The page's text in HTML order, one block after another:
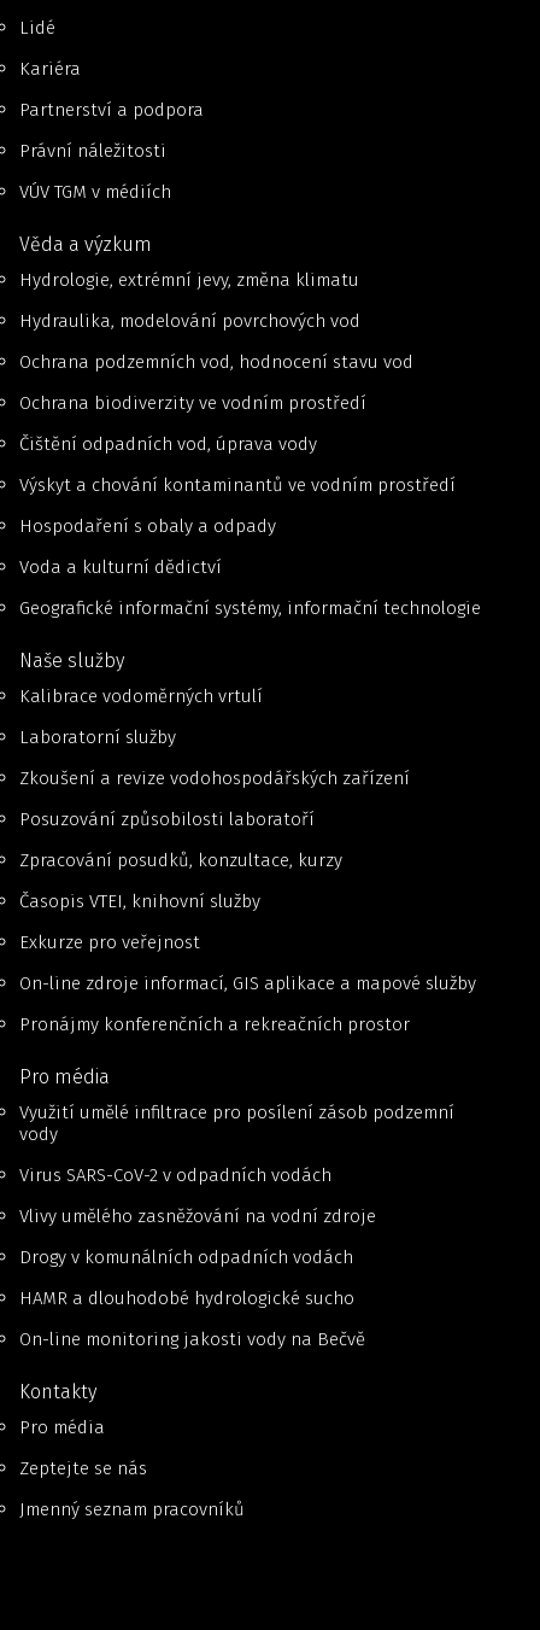
Lidé
Kariéra
Partnerství a podpora
Právní náležitosti
VÚV TGM v médiích
Věda a výzkum
Hydrologie, extrémní jevy, změna klimatu
Hydraulika, modelování povrchových vod
Ochrana podzemních vod, hodnocení stavu vod
Ochrana biodiverzity ve vodním prostředí
Čištění odpadních vod, úprava vody
Výskyt a chování kontaminantů ve vodním prostředí
Hospodaření s obaly a odpady
Voda a kulturní dědictví
Geografické informační systémy, informační technologie
Naše služby
Kalibrace vodoměrných vrtulí
Laboratorní služby
Zkoušení a revize vodohospodářských zařízení
Posuzování způsobilosti laboratoří
Zpracování posudků, konzultace, kurzy
Časopis VTEI, knihovní služby
Exkurze pro veřejnost
On-line zdroje informací, GIS aplikace a mapové služby
Pronájmy konferenčních a rekreačních prostor
Pro média
Využití umělé infiltrace pro posílení zásob podzemní
vody
Virus SARS-CoV-2 v odpadních vodách
Vlivy umělého zasněžování na vodní zdroje
Drogy v komunálních odpadních vodách
HAMR a dlouhodobé hydrologické sucho
On-line monitoring jakosti vody na Bečvě
Kontakty
Pro média
Zeptejte se nás
Jmenný seznam pracovníků